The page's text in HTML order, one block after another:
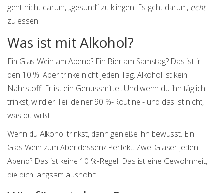
geht nicht darum, „gesund“ zu klingen. Es geht darum, echt
zu essen.
Was ist mit Alkohol?
Ein Glas Wein am Abend? Ein Bier am Samstag? Das ist in
den 10 %. Aber trinke nicht jeden Tag. Alkohol ist kein
Nährstoff. Er ist ein Genussmittel. Und wenn du ihn täglich
trinkst, wird er Teil deiner 90 %-Routine - und das ist nicht,
was du willst.
Wenn du Alkohol trinkst, dann genieße ihn bewusst. Ein
Glas Wein zum Abendessen? Perfekt. Zwei Gläser jeden
Abend? Das ist keine 10 %-Regel. Das ist eine Gewohnheit,
die dich langsam aushöhlt.